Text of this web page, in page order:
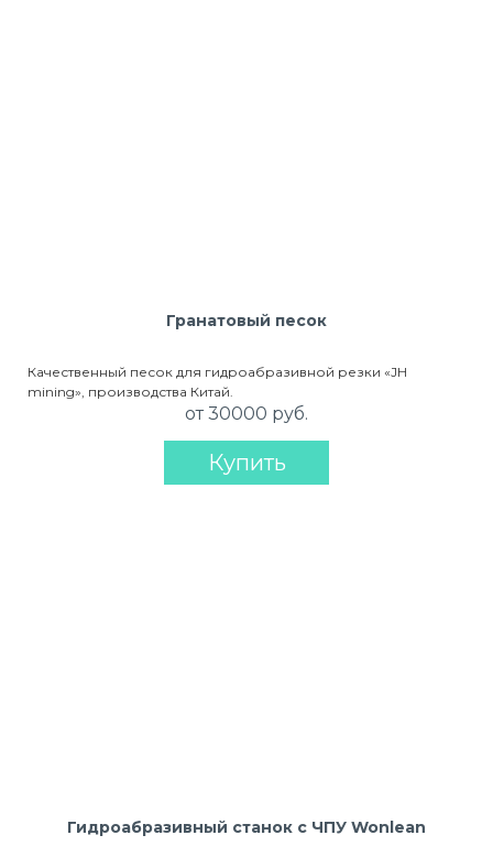
Гранатовый песок
Качественный песок для гидроабразивной резки «JH
mining», производства Китай.
от 30000 руб.
Купить
Гидроабразивный станок с ЧПУ Wonlean